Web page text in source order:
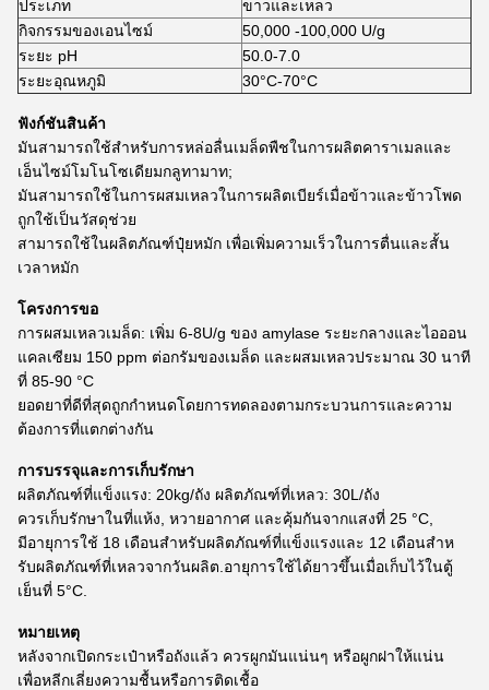
ประเภท
ขาวและเหลว
กิจกรรมของเอนไซม์
50,000 -100,000 U/g
ระยะ pH
50.0-7.0
ระยะอุณหภูมิ
30°C-70°C
ฟังก์ชันสินค้า
มันสามารถใช้สําหรับการหล่อลื่นเมล็ดพืชในการผลิตคาราเมลและ
เอ็นไซม์โมโนโซเดียมกลูทามาท;
มันสามารถใช้ในการผสมเหลวในการผลิตเบียร์เมื่อข้าวและข้าวโพด
ถูกใช้เป็นวัสดุช่วย
สามารถใช้ในผลิตภัณฑ์ปุ๋ยหมัก เพื่อเพิ่มความเร็วในการตื่นและสั้น
เวลาหมัก
โครงการขอ
การผสมเหลวเมล็ด: เพิ่ม 6-8U/g ของ amylase ระยะกลางและไอออน
แคลเซียม 150 ppm ต่อกรัมของเมล็ด และผสมเหลวประมาณ 30 นาที
ที่ 85-90 °C
ยอดยาที่ดีที่สุดถูกกําหนดโดยการทดลองตามกระบวนการและความ
ต้องการที่แตกต่างกัน
การบรรจุและการเก็บรักษา
ผลิตภัณฑ์ที่แข็งแรง: 20kg/ถัง ผลิตภัณฑ์ที่เหลว: 30L/ถัง
ควรเก็บรักษาในที่แห้ง, หวายอากาศ และคุ้มกันจากแสงที่ 25 °C,
มีอายุการใช้ 18 เดือนสําหรับผลิตภัณฑ์ที่แข็งแรงและ 12 เดือนสําห
รับผลิตภัณฑ์ที่เหลวจากวันผลิต.อายุการใช้ได้ยาวขึ้นเมื่อเก็บไว้ในตู้
เย็นที่ 5°C.
หมายเหตุ
หลังจากเปิดกระเป๋าหรือถังแล้ว ควรผูกมันแน่นๆ หรือผูกฝาให้แน่น
เพื่อหลีกเลี่ยงความชื้นหรือการติดเชื้อ